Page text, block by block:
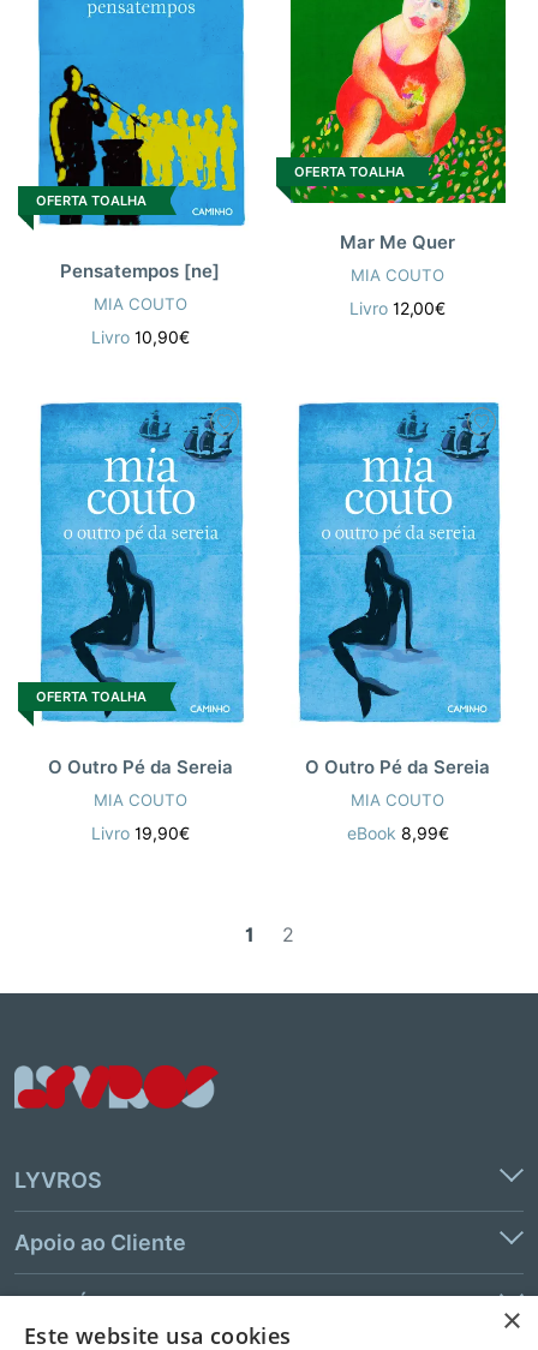
OFERTA TOALHA
Pensatempos [ne]
MIA COUTO
Livro 10,90€
OFERTA TOALHA
Mar Me Quer
MIA COUTO
Livro12,00€
OFERTA TOALHA
O Outro Pé da Sereia
MIA COUTO
Livro 19,90€
O Outro Pé da Sereia
MIA COUTO
eBook 8,99€
1 2
LYVROS
Apoio ao Cliente
×
Este website usa cookies